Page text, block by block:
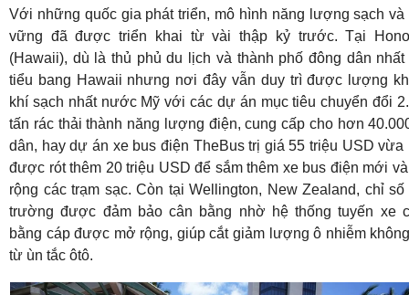
Với những quốc gia phát triển, mô hình năng lượng sạch và
vững đã được triển khai từ vài thập kỷ trước. Tại
(Hawaii), dù là thủ phủ du lịch và thành phố đông dân nhất
tiểu bang Hawaii nhưng nơi đây vẫn duy trì được lượng
khí sạch nhất nước Mỹ với các dự án mục tiêu chuyển đổi
tấn rác thải thành năng lượng điện, cung cấp cho hơn
dân, hay dự án xe bus điện TheBus trị giá 55 triệu USD vừa
được rót thêm 20 triệu USD để sắm thêm xe bus điện mới
rộng các trạm sạc. Còn tại Wellington, New Zealand, chỉ số
trường được đảm bảo cân bằng nhờ hệ thống tuyến xe
bằng cáp được mở rộng, giúp cắt giảm lượng ô nhiễm
từ ùn tắc ôtô.